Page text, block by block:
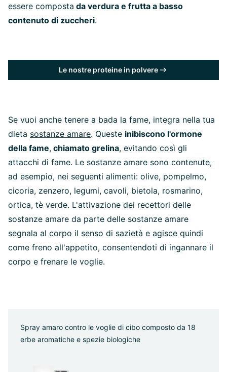
essere composta da verdura e frutta a basso
contenuto di zuccheri.
Le nostre proteine in polvere
Se vuoi anche tenere a bada la fame, integra nella tua
dieta sostanze amare. Queste inibiscono l'ormone
della fame, chiamato grelina, evitando così gli
attacchi di fame. Le sostanze amare sono contenute,
ad esempio, nei seguenti alimenti: olive, pompelmo,
cicoria, zenzero, legumi, cavoli, bietola, rosmarino,
ortica, tè verde. L'attivazione dei recettori delle
sostanze amare da parte delle sostanze amare
segnala al corpo il senso di sazietà e agisce quindi
come freno all'appetito, consentendoti di ingannare il
corpo e frenare le voglie.
Spray amaro contro le voglie di cibo composto da 18
erbe aromatiche e spezie biologiche